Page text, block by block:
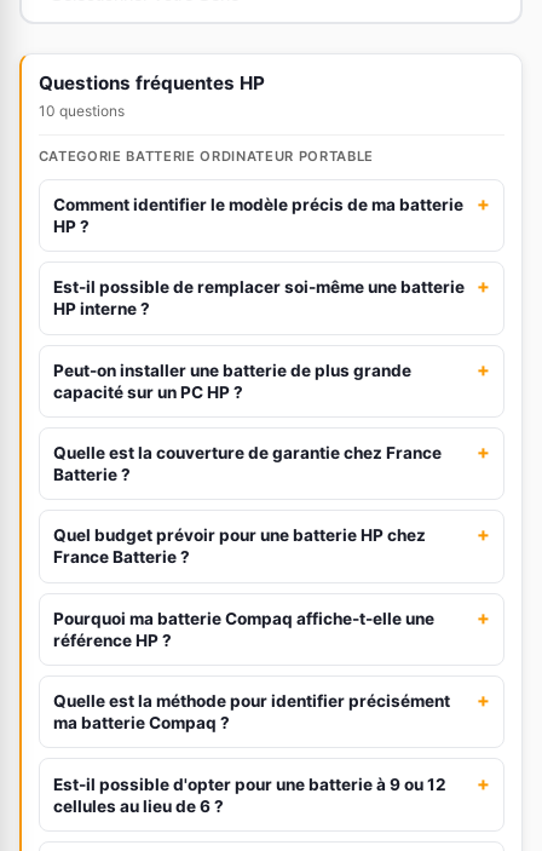
Questions fréquentes HP
10 questions
CATEGORIE BATTERIE ORDINATEUR PORTABLE
Comment identifier le modèle précis de ma batterie
HP ?
+
Est-il possible de remplacer soi-même une batterie
HP interne ?
+
Peut-on installer une batterie de plus grande
capacité sur un PC HP ?
+
Quelle est la couverture de garantie chez France
Batterie ?
+
Quel budget prévoir pour une batterie HP chez
France Batterie ?
+
Pourquoi ma batterie Compaq affiche-t-elle une
référence HP ?
+
Quelle est la méthode pour identifier précisément
ma batterie Compaq ?
+
Est-il possible d'opter pour une batterie à 9 ou 12
cellules au lieu de 6 ?
+